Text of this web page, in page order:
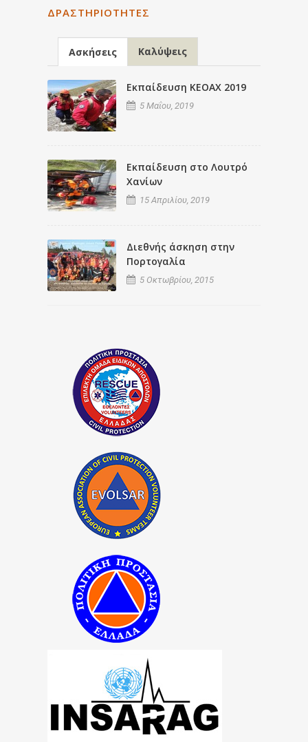
ΔΡΑΣΤΗΡΙΌΤΗΤΕΣ
Ασκήσεις Καλύψεις
Εκπαίδευση ΚΕΟΑΧ 2019
5 Μαΐου, 2019
Εκπαίδευση στο Λουτρό
Χανίων
15 Απριλίου, 2019
Διεθνής άσκηση στην
Πορτογαλία
5 Οκτωβρίου, 2015